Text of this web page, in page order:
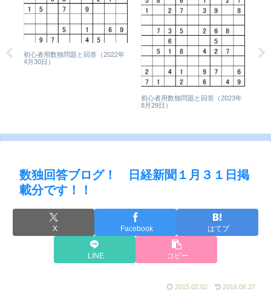
初心者用数独問題と回答（2022年
4月30日）
初心者用数独問題と回答（2023年
8月29日）
初
数独回答ブログ！ 日経新聞１月３１日掲
載分です！！
X Facebook はてブ
LINE コピー
2015.02.02 2016.08.27